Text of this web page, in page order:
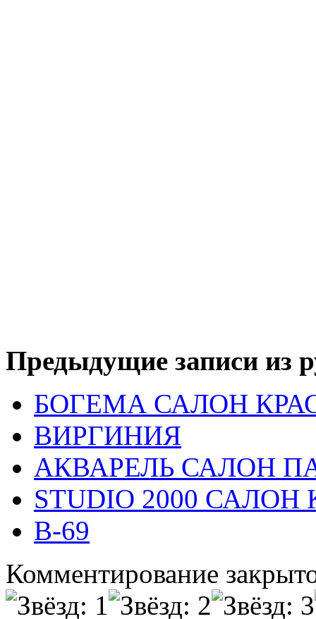
Предыдущие записи из
БОГЕМА САЛОН
ВИРГИНИЯ
АКВАРЕЛЬ САЛОН
STUDIO 2000
В-69
Комментирование